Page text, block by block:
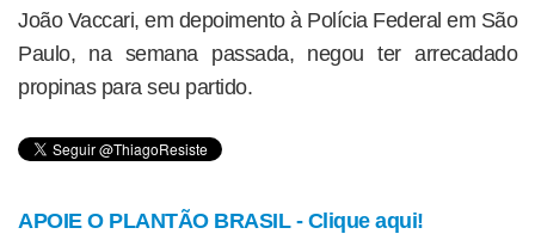
João Vaccari, em depoimento à Polícia Federal em São
Paulo, na semana passada, negou ter arrecadado
propinas para seu partido.
APOIE O PLANTÃO BRASIL - Clique aqui!